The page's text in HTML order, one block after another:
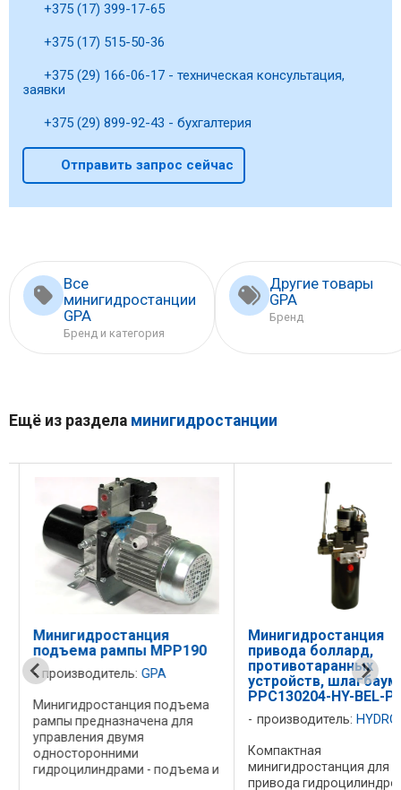
+375 (17) 399-17-65
+375 (17) 515-50-36
+375 (29) 166-06-17 - техническая консультация,
заявки
+375 (29) 899-92-43 - бухгалтерия
Отправить запрос сейчас
Все
минигидростанции
GPA
Бренд и категория
Другие товары
GPA
Бренд
Ещё из раздела минигидростанции
Минигидростанция
подъема рампы МРР190
производитель: GPA
Минигидростанция подъема
рампы предназначена для
управления двумя
односторонними
гидроцилиндрами - подъема и
Минигидростанция
привода боллард,
противотаранных
устройств,
PPC130204-HY-BEL-
производитель:
Компактная
минигидростанция для
привода гидроцилиндров